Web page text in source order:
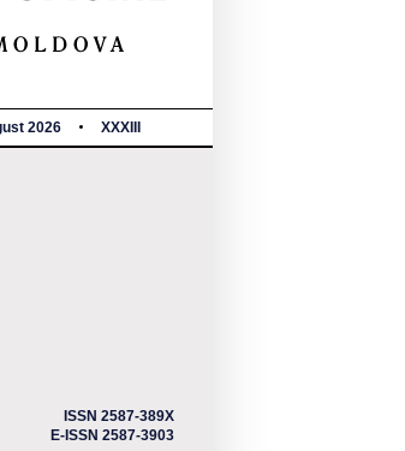
2026 XXXIII
ISSN 2587-389X
E-ISSN 2587-3903